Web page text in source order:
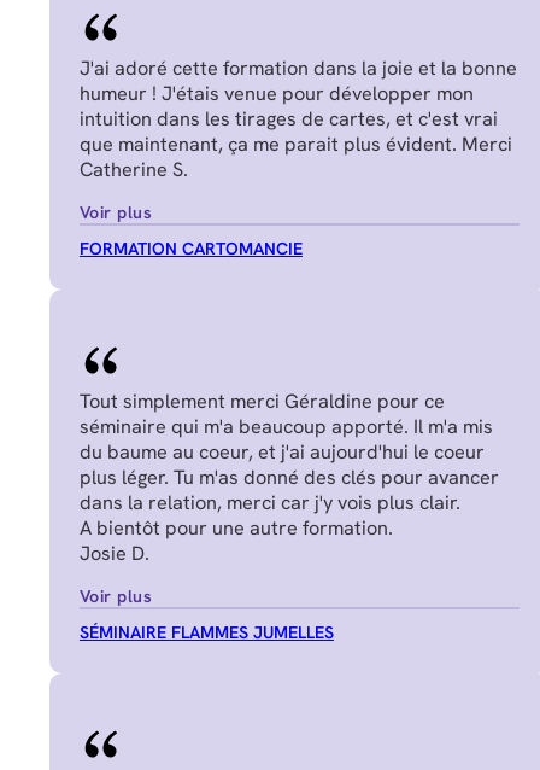
J'ai adoré cette formation dans la joie et la bonne
humeur ! J'étais venue pour développer mon
intuition dans les tirages de cartes, et c'est vrai
que maintenant, ça me parait plus évident. Merci
Catherine S.
Voir plus
FORMATION CARTOMANCIE
Tout simplement merci Géraldine pour ce
séminaire qui m'a beaucoup apporté. Il m'a mis
du baume au coeur, et j'ai aujourd'hui le coeur
plus léger. Tu m'as donné des clés pour avancer
dans la relation, merci car j'y vois plus clair.
A bientôt pour une autre formation.
Josie D.
Voir plus
SÉMINAIRE FLAMMES JUMELLES